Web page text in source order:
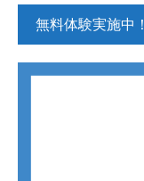
無料体験実施中！